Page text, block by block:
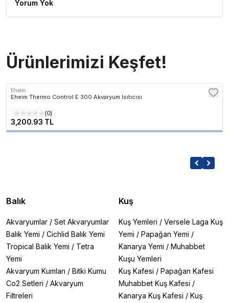
Yorum Yok
Ürünlerimizi Keşfet!
Eheim
Eheim Thermo Control E 300 Akvaryum Isıtıcısı
(0)
3,200.93 TL
Balık
Akvaryumlar / Set Akvaryumlar
Balık Yemi / Cichlid Balık Yemi
Tropical Balık Yemi / Tetra
Yemi
Akvaryum Kumları / Bitki Kumu
Co2 Setleri / Akvaryum
Filtreleri
Kuş
Kuş Yemleri / Versele Laga Kuş
Yemi / Papağan Yemi /
Kanarya Yemi / Muhabbet
Kuşu Yemleri
Kuş Kafesi / Papağan Kafesi
Muhabbet Kuş Kafesi /
Kanarya Kuş Kafesi / Kuş